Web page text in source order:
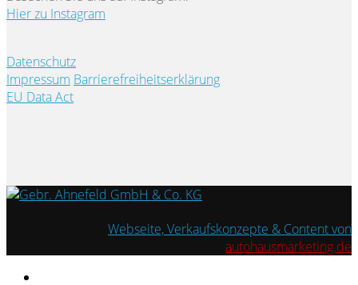
Hier zu Instagram
Datenschutz
Impressum Barrierefreiheitserklärung
EU Data Act
Webseite, Verkaufskonzepte & Content von
autohausmarketing.de